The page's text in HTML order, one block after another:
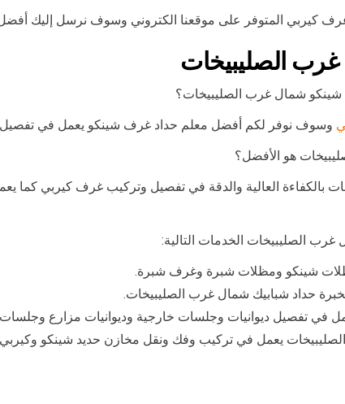
كيربي المتوفر على موقعنا الكتروني وسوف نرسل إليك
الصليبيخات
شمال غرب الصليبيخات؟
وسوف نوفر لكم أفضل معلم حداد غرف شينكو يعمل في تفصيل
هو الأفضل؟
بالكفاءة العالية والدقة في تفصيل وتركيب غرف كيربي كما
الصليبيخات الخدمات التالية:
شينكو ومظلات شبرة وغرف شبرة.
حداد شبابيك شمال غرب الصليبيخات.
في تفصيل ديوانيات وجلسات خارجية وديوانيات مزارع وجلسات
يعمل في تركيب وفك ونقل مخازن حديد شينكو